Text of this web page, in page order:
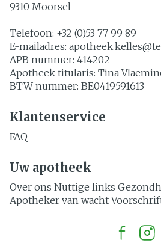
9310 Moorsel
Telefoon: +32 (0)53 77 99 89
E-mailadres: apotheek.kelles@
APB nummer: 414202
Apotheek titularis: Tina
BTW nummer: BE0419591613
Klantenservice
FAQ
Uw apotheek
Over ons Nuttige links
Apotheker van wacht